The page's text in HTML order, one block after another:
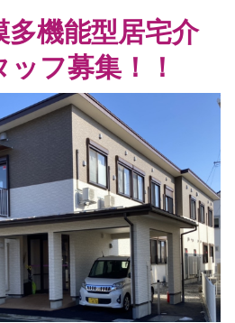
多機能型居宅介
フ募集！！